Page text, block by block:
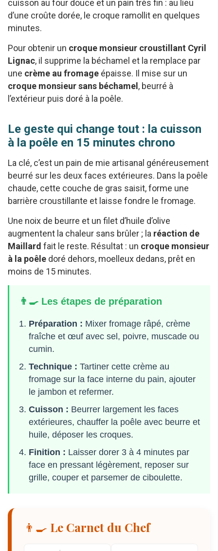
cuisson au four douce et un pain très fin : au lieu
d’une croûte dorée, le croque ramollit en quelques
minutes.
Pour obtenir un croque monsieur croustillant Cyril
Lignac, il supprime la béchamel et la remplace par
une crème au fromage épaisse. Il mise sur un
croque monsieur sans béchamel, beurré à
l’extérieur puis doré à la poêle.
Le geste qui change tout : la cuisson
à la poêle en 15 minutes chrono
La clé, c’est un pain de mie artisanal généreusement
beurré sur les deux faces extérieures. Dans la poêle
chaude, cette couche de gras saisit, forme une
barrière croustillante et laisse fondre le fromage.
Une noix de beurre et un filet d’huile d’olive
augmentent la chaleur sans brûler ; la réaction de
Maillard fait le reste. Résultat : un croque monsieur
à la poêle doré dehors, moelleux dedans, prêt en
moins de 15 minutes.
👨‍🍳 Les étapes de préparation
Préparation : Mixer fromage râpé, crème
fraîche et œuf avec sel, poivre, muscade ou
cumin.
Technique : Tartiner cette crème au
fromage sur la face interne du pain, ajouter
le jambon et refermer.
Cuisson : Beurrer largement les faces
extérieures, chauffer la poêle avec beurre et
huile, déposer les croques.
Finition : Laisser dorer 3 à 4 minutes par
face en pressant légèrement, reposer sur
grille, couper et parsemer de ciboulette.
👨‍🍳 Le Carnet du Chef